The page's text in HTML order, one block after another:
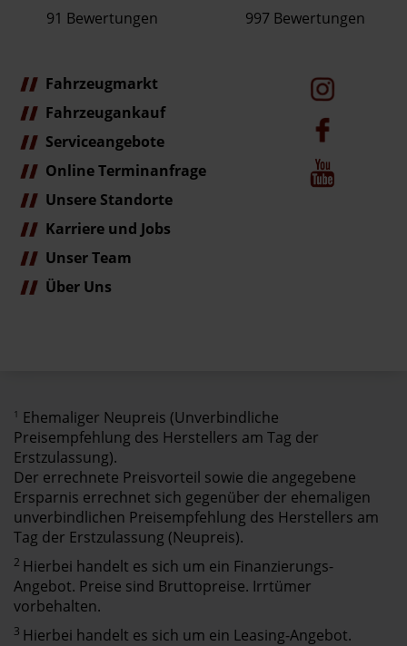
91 Bewertungen 997 Bewertungen
Fahrzeugmarkt
Fahrzeugankauf
Serviceangebote
Online Terminanfrage
Unsere Standorte
Karriere und Jobs
Unser Team
Über Uns
1 Ehemaliger Neupreis (Unverbindliche
Preisempfehlung des Herstellers am Tag der
Erstzulassung).
Der errechnete Preisvorteil sowie die angegebene
Ersparnis errechnet sich gegenüber der ehemaligen
unverbindlichen Preisempfehlung des Herstellers am
Tag der Erstzulassung (Neupreis).
2 Hierbei handelt es sich um ein Finanzierungs-
Angebot. Preise sind Bruttopreise. Irrtümer
vorbehalten.
3 Hierbei handelt es sich um ein Leasing-Angebot.